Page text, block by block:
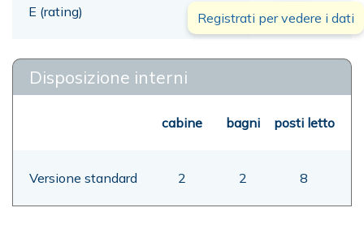
E (rating) 00,00 mt
Registrati per vedere i dati
Disposizione interni
cabine bagni posti letto
Versione standard 2 2 8